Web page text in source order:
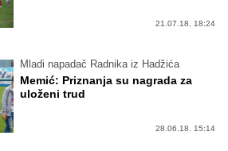
21.07.18. 18:24
Mladi napadač Radnika iz Hadžića
Memić: Priznanja su nagrada za
uloženi trud
28.06.18. 15:14